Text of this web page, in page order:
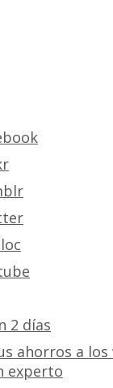
2 días
ahorros a
experto